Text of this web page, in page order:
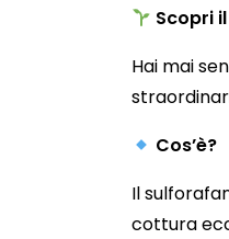
Scopri
Hai mai
Cos’è?
Il
cottura